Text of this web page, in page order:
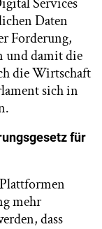
Daten
Forderung,
und damit die
die Wirtschaft
sich in
für
mehr
dass